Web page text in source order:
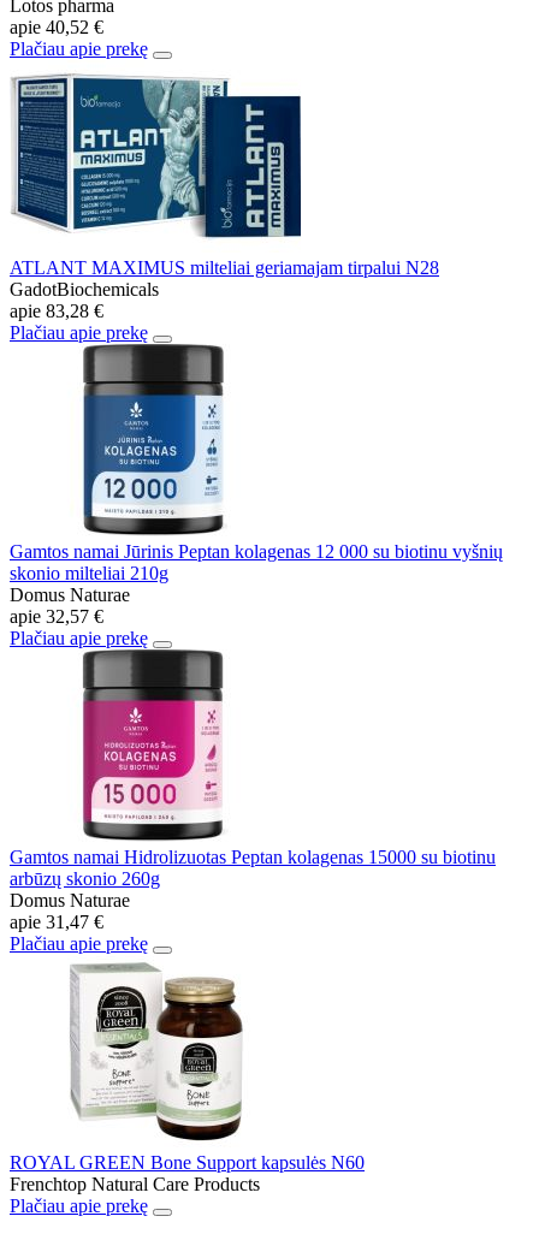
Lotos pharma
apie 40,52 €
Plačiau apie prekę
ATLANT MAXIMUS milteliai geriamajam tirpalui N28
GadotBiochemicals
apie 83,28 €
Plačiau apie prekę
Gamtos namai Jūrinis Peptan kolagenas 12 000 su biotinu vyšnių
skonio milteliai 210g
Domus Naturae
apie 32,57 €
Plačiau apie prekę
Gamtos namai Hidrolizuotas Peptan kolagenas 15000 su biotinu
arbūzų skonio 260g
Domus Naturae
apie 31,47 €
Plačiau apie prekę
ROYAL GREEN Bone Support kapsulės N60
Frenchtop Natural Care Products
Plačiau apie prekę